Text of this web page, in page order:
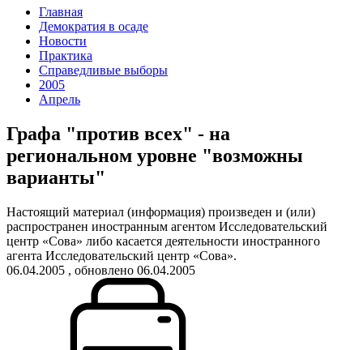
Главная
Демократия в осаде
Новости
Практика
Справедливые выборы
2005
Апрель
Графа "против всех" - на
региональном уровне "возможны
варианты"
Настоящий материал (информация) произведен и (или)
распространен иностранным агентом Исследовательский
центр «Сова» либо касается деятельности иностранного
агента Исследовательский центр «Сова».
06.04.2005 , обновлено 06.04.2005